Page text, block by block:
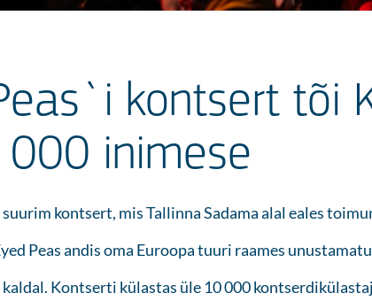
kontsert tõi
inimese
kontsert, mis Tallinna Sadama alal eales
Peas andis oma Euroopa tuuri raames
Kontserti külastas üle 10 000